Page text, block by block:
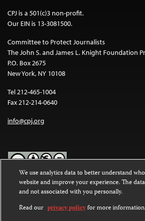
CPJ is a 501(c)3 non-profit.
Our EIN is 13-3081500.
Committee to Protect Journalists
The John S. and James L. Knight Foundation
P.O. Box 2675
New York, NY 10108
Tel 212-465-1004
Fax 212-214-0640
info@cpj.org
Except where noted, text on this website is
Commons Attribution-NonCommercial-
International License.
We use analytics data to better understand
website and improve your experience. The
and not associated with you personally.
Read our privacy policyfor more information.